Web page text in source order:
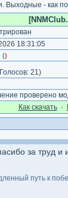
Выходные - как
18:31:05
()
21)
проверено
Как cкачать·
за труд и
путь к